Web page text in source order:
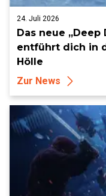
24. Juli 2026
Das neue
entführt dich in
Hölle
Zur News